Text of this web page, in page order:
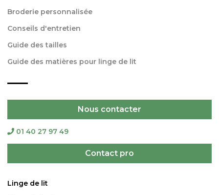
Broderie personnalisée
Conseils d'entretien
Guide des tailles
Guide des matières pour linge de lit
Nous contacter
01 40 27 97 49
Contact pro
Linge de lit